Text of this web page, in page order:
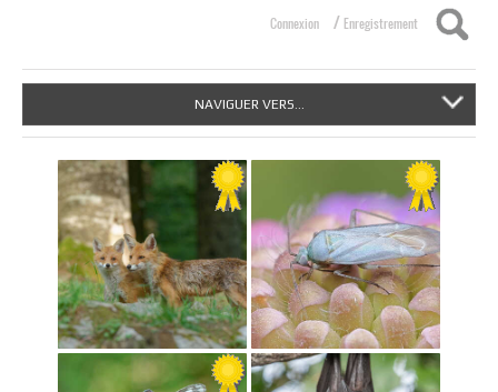
Connexion / Enregistrement
NAVIGUER VERS...